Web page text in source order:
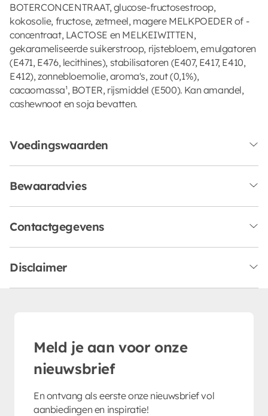
BOTERCONCENTRAAT, glucose-fructosestroop,
kokosolie, fructose, zetmeel, magere MELKPOEDER of -
concentraat, LACTOSE en MELKEIWITTEN,
gekarameliseerde suikerstroop, rijstebloem, emulgatoren
(E471, E476, lecithines), stabilisatoren (E407, E417, E410,
E412), zonnebloemolie, aroma's, zout (0,1%),
cacaomassa¹, BOTER, rijsmiddel (E500). Kan amandel,
cashewnoot en soja bevatten.
Voedingswaarden
Bewaaradvies
Contactgegevens
Disclaimer
Meld je aan voor onze
nieuwsbrief
En ontvang als eerste onze nieuwsbrief vol
aanbiedingen en inspiratie!